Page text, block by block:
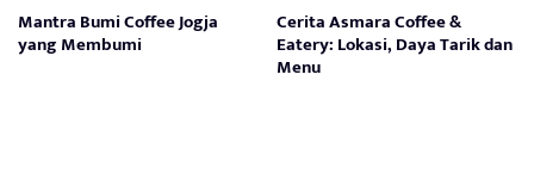
Mantra Bumi Coffee Jogja
yang Membumi
Cerita Asmara Coffee &
Eatery: Lokasi, Daya Tarik dan
Menu